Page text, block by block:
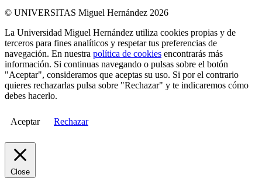
© UNIVERSITAS Miguel Hernández 2026
La Universidad Miguel Hernández utiliza cookies propias y de
terceros para fines analíticos y respetar tus preferencias de
navegación. En nuestra política de cookies encontrarás más
información. Si continuas navegando o pulsas sobre el botón
"Aceptar", consideramos que aceptas su uso. Si por el contrario
quieres rechazarlas pulsa sobre "Rechazar" y te indicaremos cómo
debes hacerlo.
Aceptar Rechazar
Close